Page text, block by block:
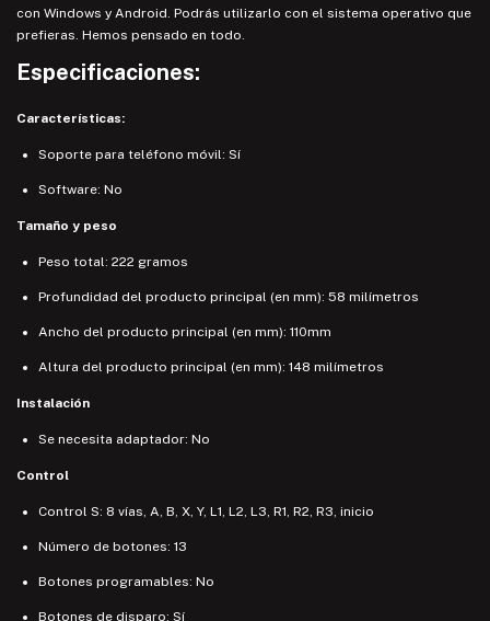
con Windows y Android. Podrás utilizarlo con el sistema operativo que
prefieras. Hemos pensado en todo.
Especificaciones:
Características:
Soporte para teléfono móvil: Sí
Software: No
Tamaño y peso
Peso total: 222 gramos
Profundidad del producto principal (en mm): 58 milímetros
Ancho del producto principal (en mm): 110mm
Altura del producto principal (en mm): 148 milímetros
Instalación
Se necesita adaptador: No
Control
Control S: 8 vías, A, B, X, Y, L1, L2, L3, R1, R2, R3, inicio
Número de botones: 13
Botones programables: No
Botones de disparo: Sí